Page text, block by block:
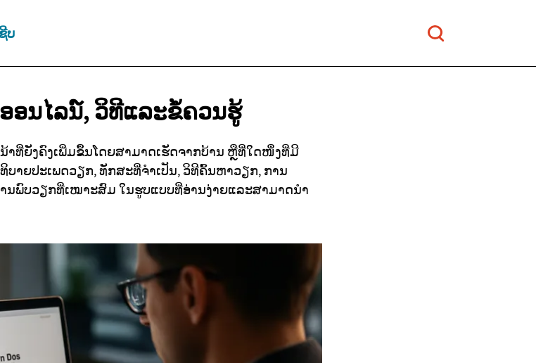
ບ
ອນໄລນ໌, ວິທີແລະຂໍ້ຄວນຮູ້
ທີ່ຍັງຄົງເພີ່ມຂຶ້ນໂດຍສາມາດເຮັດຈາກບ້ານ ຫຼືທີ່ໃດໜຶ່ງທີ່ມີ
ບາຍປະເພດວຽກ, ທັກສະທີ່ຈຳເປັນ, ວິທີຄົ້ນຫາວຽກ, ການ
ນພົບວຽກທີ່ເໝາະສົມ ໃນຮູບແບບທີ່ອ່ານງ່າຍແລະສາມາດນຳ